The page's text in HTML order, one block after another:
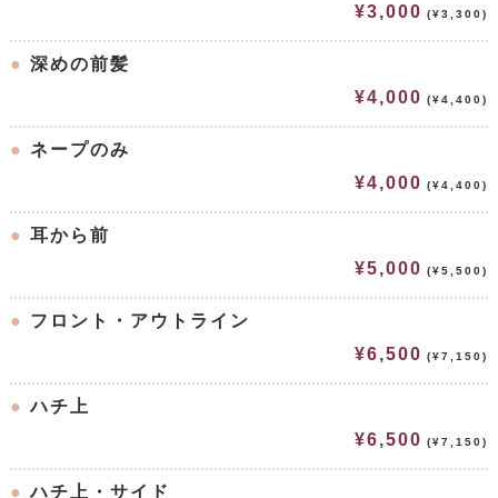
¥3,000 (¥3,300)
● 深めの前髪
¥4,000 (¥4,400)
● ネープのみ
¥4,000 (¥4,400)
● 耳から前
¥5,000 (¥5,500)
● フロント・アウトライン
¥6,500 (¥7,150)
●ハチ上
¥6,500 (¥7,150)
●ハチ上・サイド